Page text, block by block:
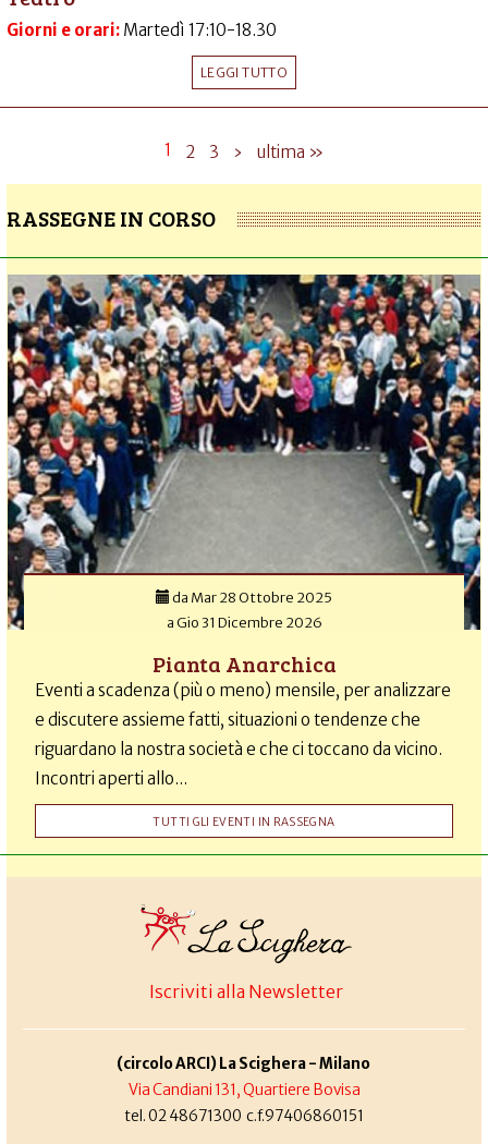
Giorni e orari: Martedì 17:10-18.30
LEGGI TUTTO
1 2 3 › ultima »
RASSEGNE IN CORSO
da Mar 28 Ottobre 2025
aGio 31 Dicembre 2026
Pianta Anarchica
Eventi a scadenza (più o meno) mensile, per analizzare
e discutere assieme fatti, situazioni o tendenze che
riguardano la nostra società e che ci toccano da vicino.
Incontri aperti allo...
TUTTI GLI EVENTI IN RASSEGNA
Iscriviti alla Newsletter
(circolo ARCI) La Scighera - Milano
Via Candiani 131, Quartiere Bovisa
tel. 02 48671300 c.f.97406860151